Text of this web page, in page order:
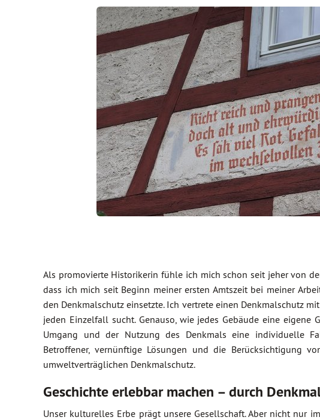
Als promovierte Historikerin fühle ich mich schon seit jeher von
dass ich mich seit Beginn meiner ersten Amtszeit bei meiner
den Denkmalschutz einsetzte. Ich vertrete einen Denkmalschutz
jeden Einzelfall sucht. Genauso, wie jedes Gebäude eine eigene
Umgang und der Nutzung des Denkmals eine individuelle
Betroffener, vernünftige Lösungen und die Berücksichtigung
umweltverträglichen Denkmalschutz.
Geschichte erlebbar machen – durch
Unser kulturelles Erbe prägt unsere Gesellschaft. Aber nicht nur